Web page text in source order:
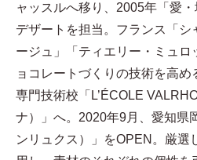
ャッスルへ移り、2005年「愛
デザートを担当。フランス「
ージュ」「ティエリー・ミュ
ョコレートづくりの技術を高
専門技術校「L’ÉCOLE
ナ）」へ。2020年9月、愛知県
ンリュクス）」をOPEN。厳選